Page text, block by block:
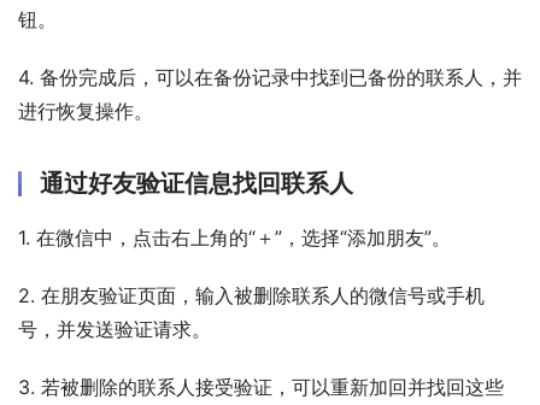
钮。
4. 备份完成后，可以在备份记录中找到已备份的联系人，并
进行恢复操作。
通过好友验证信息找回联系人
1. 在微信中，点击右上角的“＋”，选择“添加朋友”。
2. 在朋友验证页面，输入被删除联系人的微信号或手机
号，并发送验证请求。
3. 若被删除的联系人接受验证，可以重新加回并找回这些